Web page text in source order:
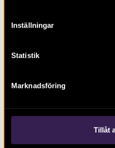
Inställningar
Statistik
Marknadsföring
Tillåt
Arkeologerna –